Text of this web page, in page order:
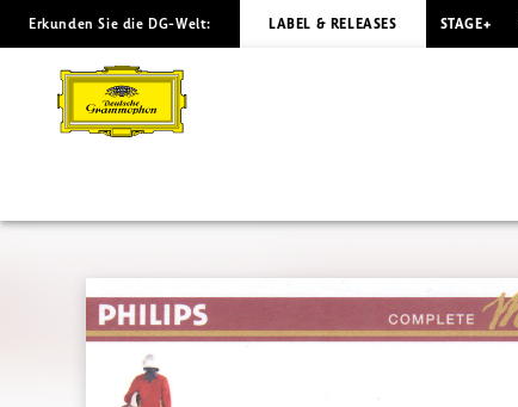
MOZART
Box
Missae
Requiem
Erkunden Sie die DG-Welt: LABEL & RELEASES STAGE+